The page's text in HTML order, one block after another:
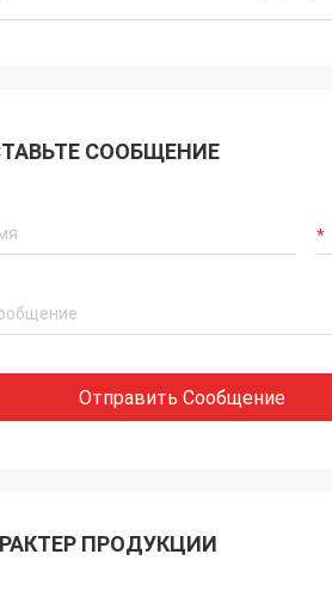
СООБЩЕНИЕ
Отправить Сообщение
ПРОДУКЦИИ